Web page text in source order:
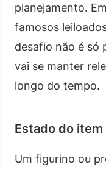
planejamento.
famosos
desafio não é só
vai se manter
longo do tempo.
Estado do
Um figurino ou